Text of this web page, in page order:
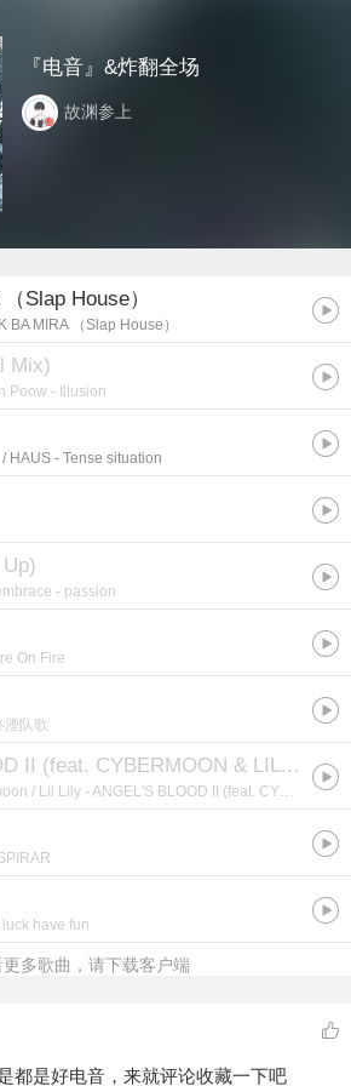
『电音』&炸翻全场
故渊参上
Slap House）
BA MIRA （Slap House）
Mix)
Poow - Illusion
HAUS - Tense situation
- passion
On Fire
湮队歌
ANGEL'S BLOOD II (feat. CYBERMOON & LIL LILY)
/ Lil Lily - ANGEL'S BLOOD II (feat. CYBERMOON & LIL LILY)
have fun
更多歌曲，请下载客户端
都是好电音，来就评论收藏一下吧